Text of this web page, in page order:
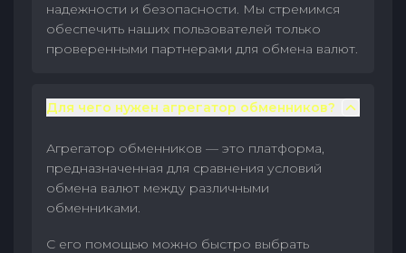
надежности и безопасности. Мы стремимся
обеспечить наших пользователей только
проверенными партнерами для обмена валют.
Для чего нужен агрегатор обменников?
Агрегатор обменников — это платформа,
предназначенная для сравнения условий
обмена валют между различными
обменниками.
С его помощью можно быстро выбрать